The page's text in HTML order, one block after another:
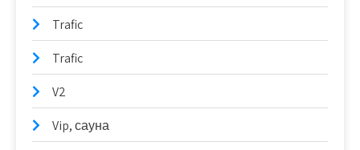
Trafic
Trafic
V2
Vip, сауна